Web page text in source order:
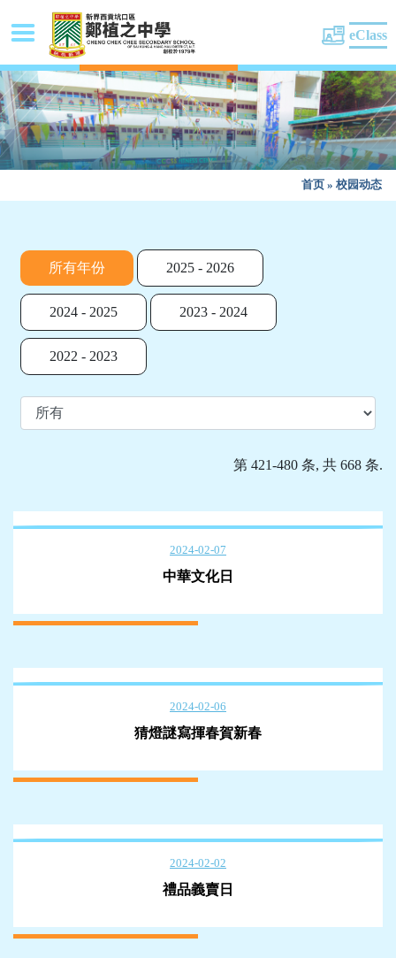
eClass
首页 » 校园动态
所有年份 2025 - 2026
2024 - 2025 2023 - 2024
2022 - 2023
第 421-480 条, 共 668 条.
2024-02-07
中華文化日
2024-02-06
猜燈謎寫揮春賀新春
2024-02-02
禮品義賣日